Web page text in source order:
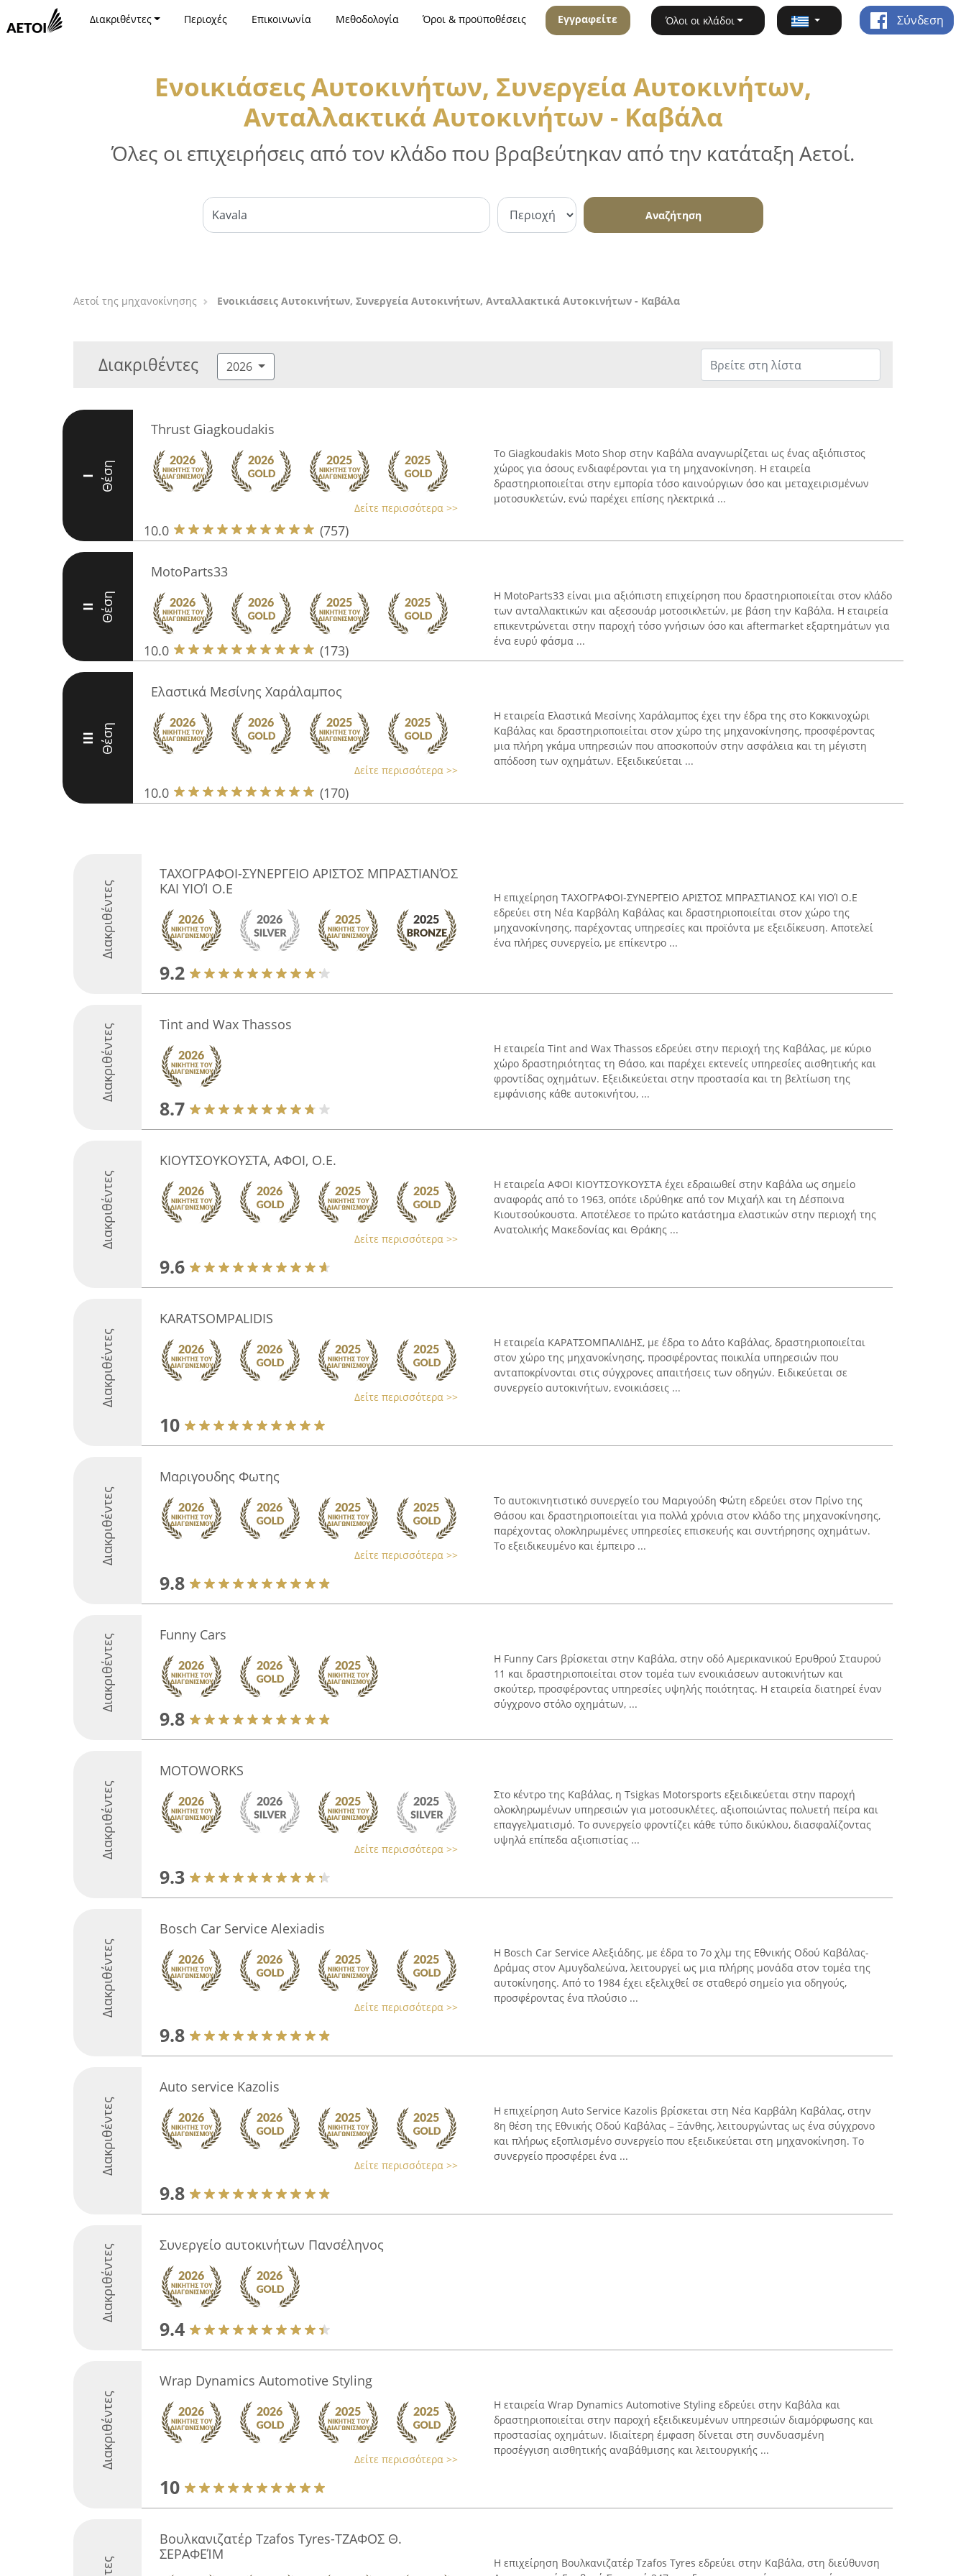
Διακριθέντες Περιοχές Επικοινωνία Μεθοδολογία Όροι & προϋποθέσεις Εγγραφείτε Όλοι οι κλάδοι Σύνδεση
Ενοικιάσεις Αυτοκινήτων, Συνεργεία Αυτοκινήτων,
Ανταλλακτικά Αυτοκινήτων - Καβάλα
Όλες οι επιχειρήσεις από τον κλάδο που βραβεύτηκαν από την κατάταξη Αετοί.
Αναζήτηση
Αετοί της μηχανοκίνησης Ενοικιάσεις Αυτοκινήτων, Συνεργεία Αυτοκινήτων, Ανταλλακτικά Αυτοκινήτων - Καβάλα
Διακριθέντες 2026
I Θέση
Thrust Giagkoudakis
Δείτε περισσότερα >>
10.0 (757)
Το Giagkoudakis Moto Shop στην Καβάλα αναγνωρίζεται ως ένας αξιόπιστος
χώρος για όσους ενδιαφέρονται για τη μηχανοκίνηση. Η εταιρεία
δραστηριοποιείται στην εμπορία τόσο καινούργιων όσο και μεταχειρισμένων
μοτοσυκλετών, ενώ παρέχει επίσης ηλεκτρικά ...
II Θέση
MotoParts33
10.0 (173)
Η MotoParts33 είναι μια αξιόπιστη επιχείρηση που δραστηριοποιείται στον κλάδο
των ανταλλακτικών και αξεσουάρ μοτοσικλετών, με βάση την Καβάλα. Η εταιρεία
επικεντρώνεται στην παροχή τόσο γνήσιων όσο και aftermarket εξαρτημάτων για
ένα ευρύ φάσμα ...
III Θέση
Ελαστικά Μεσίνης Χαράλαμπος
Δείτε περισσότερα >>
10.0 (170)
Η εταιρεία Ελαστικά Μεσίνης Χαράλαμπος έχει την έδρα της στο Κοκκινοχώρι
Καβάλας και δραστηριοποιείται στον χώρο της μηχανοκίνησης, προσφέροντας
μια πλήρη γκάμα υπηρεσιών που αποσκοπούν στην ασφάλεια και τη μέγιστη
απόδοση των οχημάτων. Εξειδικεύεται ...
Διακριθέντες
ΤΑΧΟΓΡΑΦΟΙ-ΣΥΝΕΡΓΕΙΟ ΑΡΙΣΤΟΣ ΜΠΡΑΣΤΙΑΝΌΣ
ΚΑΙ ΥΙΟΊ Ο.Ε
9.2
Η επιχείρηση ΤΑΧΟΓΡΑΦΟΙ-ΣΥΝΕΡΓΕΙΟ ΑΡΙΣΤΟΣ ΜΠΡΑΣΤΙΑΝΟΣ ΚΑΙ ΥΙΟΊ Ο.Ε
εδρεύει στη Νέα Καρβάλη Καβάλας και δραστηριοποιείται στον χώρο της
μηχανοκίνησης, παρέχοντας υπηρεσίες και προϊόντα με εξειδίκευση. Αποτελεί
ένα πλήρες συνεργείο, με επίκεντρο ...
Διακριθέντες Tint and Wax Thassos
8.7
Η εταιρεία Tint and Wax Thassos εδρεύει στην περιοχή της Καβάλας, με κύριο
χώρο δραστηριότητας τη Θάσο, και παρέχει εκτενείς υπηρεσίες αισθητικής και
φροντίδας οχημάτων. Εξειδικεύεται στην προστασία και τη βελτίωση της
εμφάνισης κάθε αυτοκινήτου, ...
Διακριθέντες
ΚΙΟΥΤΣΟΥΚΟΥΣΤΑ, ΑΦΟΙ, Ο.Ε.
Δείτε περισσότερα >>
9.6
Η εταιρεία ΑΦΟΙ ΚΙΟΥΤΣΟΥΚΟΥΣΤΑ έχει εδραιωθεί στην Καβάλα ως σημείο
αναφοράς από το 1963, οπότε ιδρύθηκε από τον Μιχαήλ και τη Δέσποινα
Κιουτσούκουστα. Αποτέλεσε το πρώτο κατάστημα ελαστικών στην περιοχή της
Ανατολικής Μακεδονίας και Θράκης ...
Διακριθέντες
KARATSOMPALIDIS
Δείτε περισσότερα >>
10
Η εταιρεία ΚΑΡΑΤΣΟΜΠΑΛΙΔΗΣ, με έδρα το Δάτο Καβάλας, δραστηριοποιείται
στον χώρο της μηχανοκίνησης, προσφέροντας ποικιλία υπηρεσιών που
ανταποκρίνονται στις σύγχρονες απαιτήσεις των οδηγών. Ειδικεύεται σε
συνεργείο αυτοκινήτων, ενοικιάσεις ...
Διακριθέντες
Μαριγουδης Φωτης
Δείτε περισσότερα >>
9.8
Το αυτοκινητιστικό συνεργείο του Μαριγούδη Φώτη εδρεύει στον Πρίνο της
Θάσου και δραστηριοποιείται για πολλά χρόνια στον κλάδο της μηχανοκίνησης,
παρέχοντας ολοκληρωμένες υπηρεσίες επισκευής και συντήρησης οχημάτων.
Το εξειδικευμένο και έμπειρο ...
Διακριθέντες Funny Cars
9.8
Η Funny Cars βρίσκεται στην Καβάλα, στην οδό Αμερικανικού Ερυθρού Σταυρού
11 και δραστηριοποιείται στον τομέα των ενοικιάσεων αυτοκινήτων και
σκούτερ, προσφέροντας υπηρεσίες υψηλής ποιότητας. Η εταιρεία διατηρεί έναν
σύγχρονο στόλο οχημάτων, ...
Διακριθέντες
MOTOWORKS
Δείτε περισσότερα >>
9.3
Στο κέντρο της Καβάλας, η Tsigkas Motorsports εξειδικεύεται στην παροχή
ολοκληρωμένων υπηρεσιών για μοτοσυκλέτες, αξιοποιώντας πολυετή πείρα και
επαγγελματισμό. Το συνεργείο φροντίζει κάθε τύπο δικύκλου, διασφαλίζοντας
υψηλά επίπεδα αξιοπιστίας ...
Διακριθέντες
Bosch Car Service Alexiadis
Δείτε περισσότερα >>
9.8
Η Bosch Car Service Αλεξιάδης, με έδρα το 7ο χλμ της Εθνικής Οδού Καβάλας-
Δράμας στον Αμυγδαλεώνα, λειτουργεί ως μια πλήρης μονάδα στον τομέα της
αυτοκίνησης. Από το 1984 έχει εξελιχθεί σε σταθερό σημείο για οδηγούς,
προσφέροντας ένα πλούσιο ...
Διακριθέντες
Auto service Kazolis
Δείτε περισσότερα >>
9.8
Η επιχείρηση Auto Service Kazolis βρίσκεται στη Νέα Καρβάλη Καβάλας, στην
8η θέση της Εθνικής Οδού Καβάλας – Ξάνθης, λειτουργώντας ως ένα σύγχρονο
και πλήρως εξοπλισμένο συνεργείο που εξειδικεύεται στη μηχανοκίνηση. Το
συνεργείο προσφέρει ένα ...
Διακριθέντες Συνεργείο αυτοκινήτων Πανσέληνος
9.4
Διακριθέντες
Wrap Dynamics Automotive Styling
Δείτε περισσότερα >>
10
Η εταιρεία Wrap Dynamics Automotive Styling εδρεύει στην Καβάλα και
δραστηριοποιείται στην παροχή εξειδικευμένων υπηρεσιών διαμόρφωσης και
προστασίας οχημάτων. Ιδιαίτερη έμφαση δίνεται στη συνδυασμένη
προσέγγιση αισθητικής αναβάθμισης και λειτουργικής ...
Βουλκανιζατέρ Tzafos Tyres-ΤΖΑΦΟΣ Θ.
ΣΕΡΑΦΕΊΜ
Η επιχείρηση Βουλκανιζατέρ Tzafos Tyres εδρεύει στην Καβάλα, στη διεύθυνση